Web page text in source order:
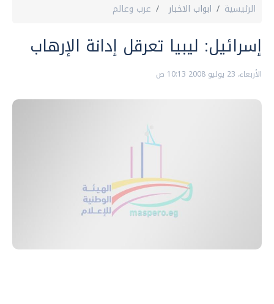
الرئيسية ابواب الاخبار عرب وعالم
إسرائيل: ليبيا تعرقل إدانة الإرهاب
الأربعاء، 23 يوليو 2008 10:13 ص